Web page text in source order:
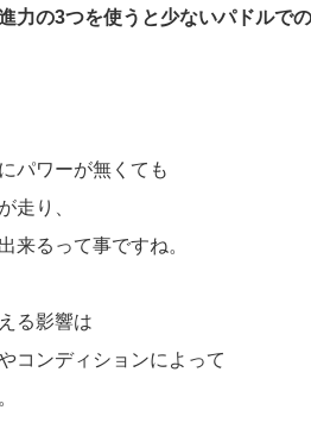
力の3つを使うと少ないパドルで
パワーが無くても
走り、
来るって事ですね。
る影響は
コンディションによって